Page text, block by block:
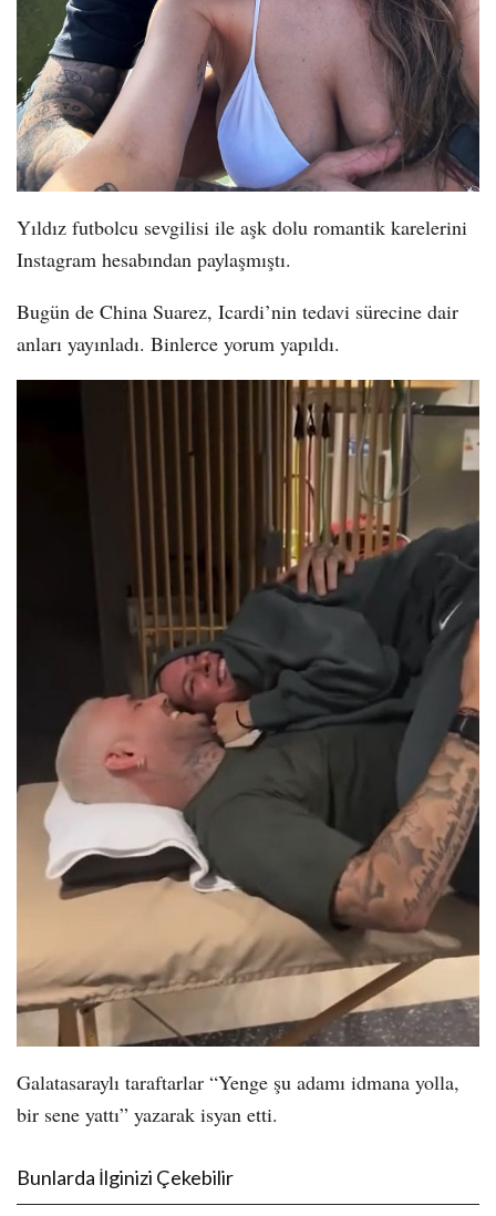
Yıldız futbolcu sevgilisi ile aşk dolu romantik karelerini
Instagram hesabından paylaşmıştı.
Bugün de China Suarez, Icardi’nin tedavi sürecine dair
anları yayınladı. Binlerce yorum yapıldı.
Galatasaraylı taraftarlar “Yenge şu adamı idmana yolla,
bir sene yattı” yazarak isyan etti.
Bunlarda İlginizi Çekebilir